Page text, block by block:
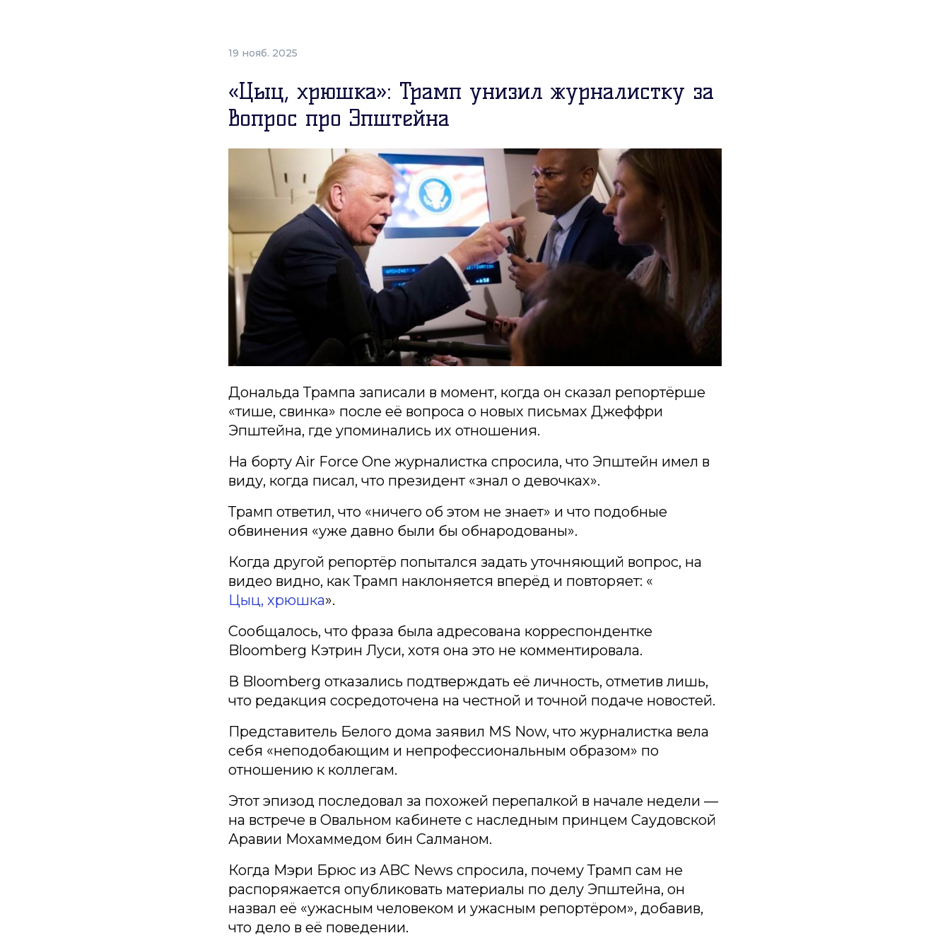
19 нояб. 2025
«Цыц, хрюшка»: Трамп унизил журналистку за
вопрос про Эпштейна
Дональда Трампа записали в момент, когда он сказал репортёрше
«тише, свинка» после её вопроса о новых письмах Джеффри
Эпштейна, где упоминались их отношения.
На борту Air Force One журналистка спросила, что Эпштейн имел в
виду, когда писал, что президент «знал о девочках».
Трамп ответил, что «ничего об этом не знает» и что подобные
обвинения «уже давно были бы обнародованы».
Когда другой репортёр попытался задать уточняющий вопрос, на
видео видно, как Трамп наклоняется вперёд и повторяет: «
Цыц, хрюшка».
Сообщалось, что фраза была адресована корреспондентке
Bloomberg Кэтрин Луси, хотя она это не комментировала.
В Bloomberg отказались подтверждать её личность, отметив лишь,
что редакция сосредоточена на честной и точной подаче новостей.
Представитель Белого дома заявил MS Now, что журналистка вела
себя «неподобающим и непрофессиональным образом» по
отношению к коллегам.
Этот эпизод последовал за похожей перепалкой в начале недели —
на встрече в Овальном кабинете с наследным принцем Саудовской
Аравии Мохаммедом бин Салманом.
Когда Мэри Брюс из ABC News спросила, почему Трамп сам не
распоряжается опубликовать материалы по делу Эпштейна, он
назвал её «ужасным человеком и ужасным репортёром», добавив,
что дело в её поведении.